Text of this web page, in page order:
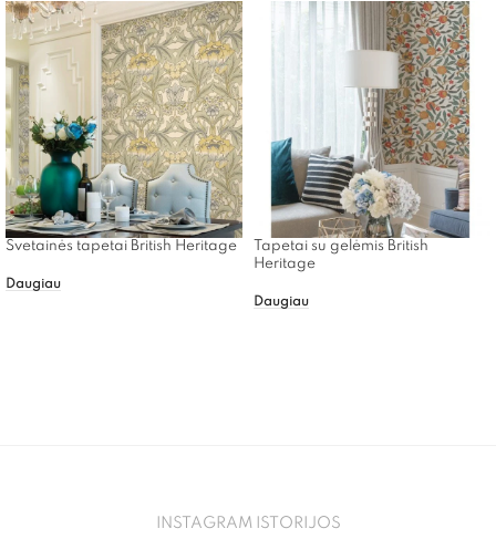
Svetainės tapetai British Heritage
Daugiau
Tapetai su gelėmis British
Heritage
Daugiau
INSTAGRAM ISTORIJOS